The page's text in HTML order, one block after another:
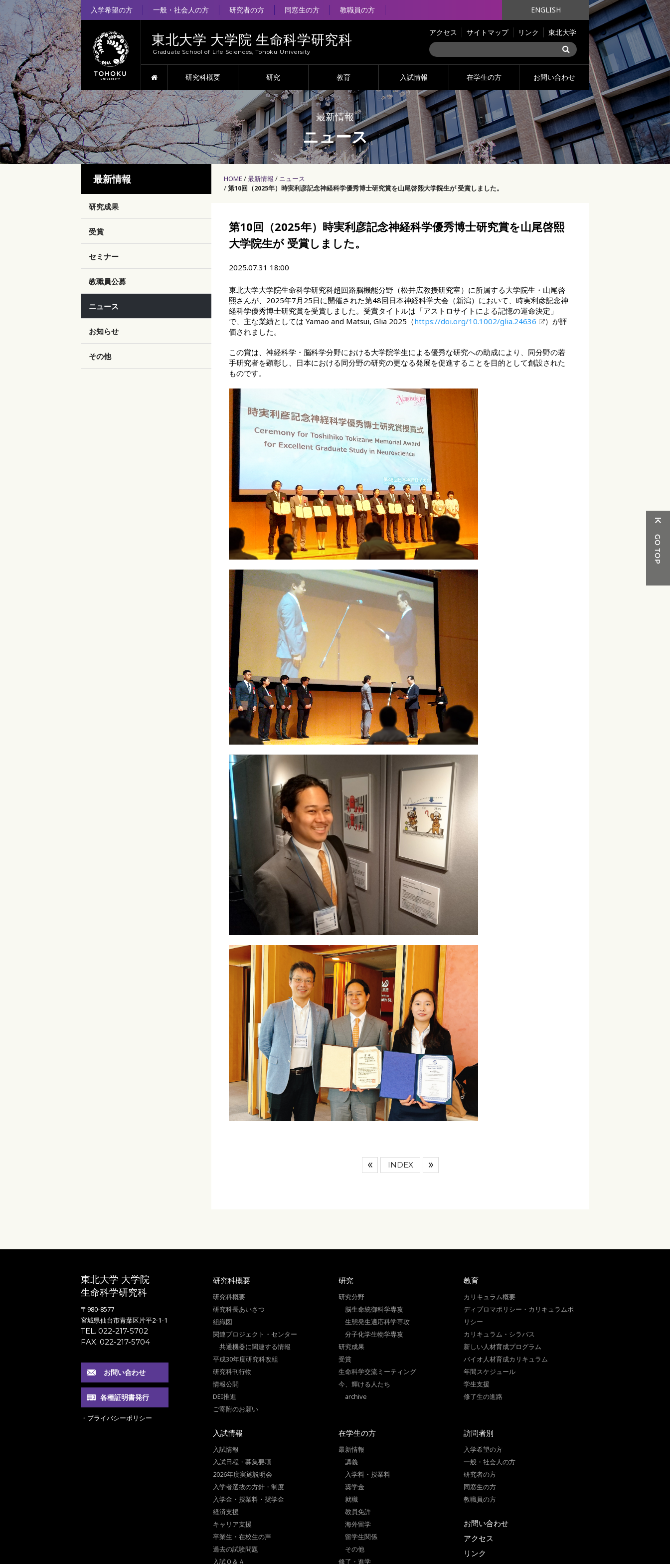
入学希望の方 一般・社会人の方 研究者の方 同窓生の方 教職員の方 ENGLISH
東北大学 大学院 生命科学研究科
Graduate School of Life Sciences, Tohoku University
アクセス サイトマップ リンク 東北大学
HOME研究科概要 研究 教育 入試情報 在学生の方 お問い合わせ
最新情報
ニュース
HOME 最新情報
ニュース
第10回（2025年）時実利彦記念神経科学優秀博士研究賞を山尾啓熙大学院生が 受賞しました。
第10回（2025年）時実利彦記念神経科学優秀博士研究賞を山尾啓熙
大学院生が 受賞しました。
2025.07.31 18:00
東北大学大学院生命科学研究科超回路脳機能分野（松井広教授研究室）に所属する大学院生・山尾啓
熙さんが、2025年7月25日に開催された第48回日本神経科学大会（新潟）において、時実利彦記念神
経科学優秀博士研究賞を受賞しました。受賞タイトルは「アストロサイトによる記憶の運命決定」
で、主な業績としては Yamao and Matsui, Glia 2025（https://doi.org/10.1002/glia.24636
）が評
価されました。
この賞は、神経科学・脳科学分野における大学院学生による優秀な研究への助成により、同分野の若
手研究者を顕彰し、日本における同分野の研究の更なる発展を促進することを目的として創設された
ものです。
INDEX
最新情報
研究成果
受賞
セミナー
教職員公募
ニュース
お知らせ
その他
東北大学 大学院
生命科学研究科
〒980-8577
宮城県仙台市青葉区片平2-1-1
TEL. 022-217-5702
FAX. 022-217-5704
お問い合わせ
各種証明書発行
・プライバシーポリシー
研究科概要
研究科概要
研究科長あいさつ
組織図
関連プロジェクト・センター
共通機器に関連する情報
平成30年度研究科改組
研究科刊行物
情報公開
DEI推進
ご寄附のお願い
研究
研究分野
脳生命統御科学専攻
生態発生適応科学専攻
分子化学生物学専攻
研究成果
受賞
生命科学交流ミーティング
今、輝ける人たち
archive
教育
カリキュラム概要
ディプロマポリシー・カリキュラムポ
リシー
カリキュラム・シラバス
新しい人材育成プログラム
バイオ人材育成カリキュラム
年間スケジュール
学生支援
修了生の進路
入試情報
入試情報
入試日程・募集要項
2026年度実施説明会
入学者選抜の方針・制度
入学金・授業料・奨学金
経済支援
キャリア支援
卒業生・在校生の声
過去の試験問題
入試Ｑ＆Ａ
在学生の方
最新情報
講義
入学料・授業料
奨学金
就職
教員免許
海外留学
留学生関係
その他
修了・進学
訪問者別
入学希望の方
一般・社会人の方
研究者の方
同窓生の方
教職員の方
お問い合わせ
アクセス
リンク